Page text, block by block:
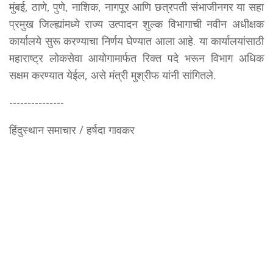
मुंबई, ठाणे, पुणे, नाशिक, नागपूर आणि छत्रपती संभाजीनगर या सहा
प्रमुख जिल्ह्यांमध्ये राज्य उत्पादन शुल्क विभागाची नवीन अधीक्षक
कार्यालये सुरू करण्याचा निर्णय घेण्यात आला आहे. या कार्यालयांसाठी
महाराष्ट्र लोकसेवा आयोगामार्फत रिक्त पदे भरून विभाग अधिक
सक्षम करण्यात येईल, असे मंत्री मुश्रीफ यांनी सांगितले.
---------------
हिंदुस्थान समाचार / हर्षदा गावकर